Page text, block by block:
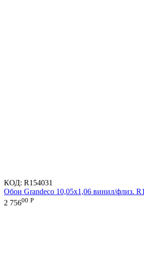
КОД: R154031
Обои Grandeco 10,05х1,06 винил/флиз.
2 75600 Р